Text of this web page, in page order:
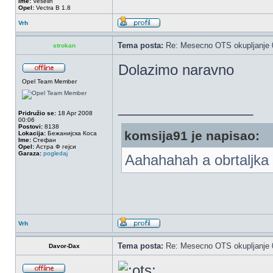
Opel: Vectra B 1.8
Vrh
strokan Tema posta: Re: Mesecno OTS
Opel Team Member
Pridružio se: 18 Apr 2008
00:06
Postovi: 8138
Lokacija: Бежанијска Коса
Ime: Стефан
Opel: Астра Ф гејси
Garaza: pogledaj
Dolazimo naravno
komsija91 je napisao:
Aahahahah a
Vrh
Davor-Dax Tema posta: Re: Mesecno OTS